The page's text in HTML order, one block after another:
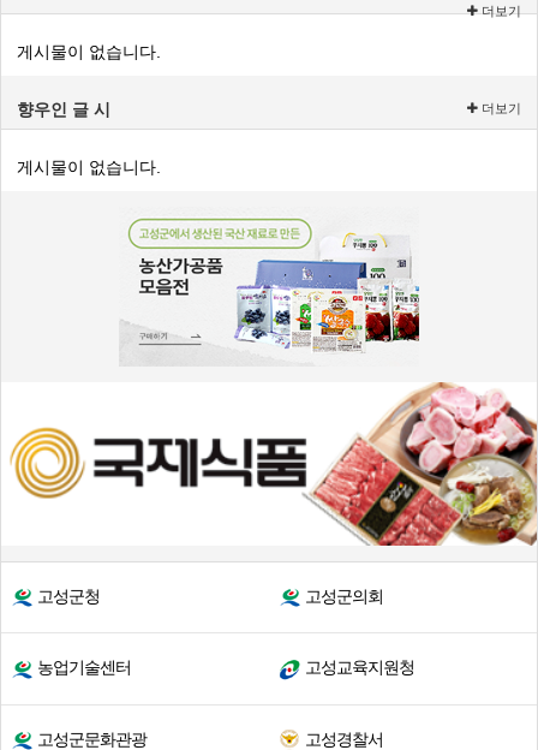
게시물이 없습니다.
더보기
향우인 글 시
게시물이 없습니다.
더보기
고성군청 고성군의회
농업기술센터 고성교육지원청
고성군문화관광 고성경찰서